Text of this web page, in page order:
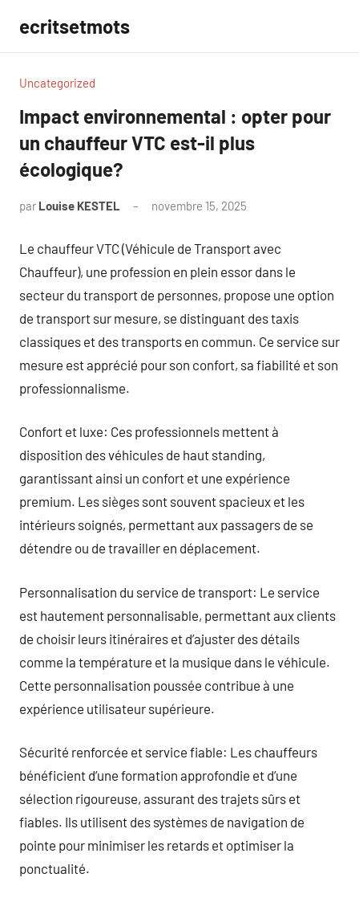
contenu
ecritsetmots
Uncategorized
Impact environnemental : opter pour
un chauffeur VTC est-il plus
écologique?
par Louise KESTEL novembre 15, 2025
Le chauffeur VTC (Véhicule de Transport avec
Chauffeur), une profession en plein essor dans le
secteur du transport de personnes, propose une option
de transport sur mesure, se distinguant des taxis
classiques et des transports en commun. Ce service sur
mesure est apprécié pour son confort, sa fiabilité et son
professionnalisme.
Confort et luxe: Ces professionnels mettent à
disposition des véhicules de haut standing,
garantissant ainsi un confort et une expérience
premium. Les sièges sont souvent spacieux et les
intérieurs soignés, permettant aux passagers de se
détendre ou de travailler en déplacement.
Personnalisation du service de transport: Le service
est hautement personnalisable, permettant aux clients
de choisir leurs itinéraires et d’ajuster des détails
comme la température et la musique dans le véhicule.
Cette personnalisation poussée contribue à une
expérience utilisateur supérieure.
Sécurité renforcée et service fiable: Les chauffeurs
bénéficient d’une formation approfondie et d’une
sélection rigoureuse, assurant des trajets sûrs et
fiables. Ils utilisent des systèmes de navigation de
pointe pour minimiser les retards et optimiser la
ponctualité.